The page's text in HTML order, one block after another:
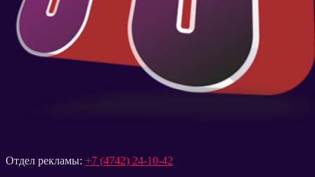
Отдел рекламы: +7 (4742) 24-10-42